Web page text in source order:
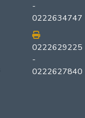
-
0222634747
0222629225
-
0222627840